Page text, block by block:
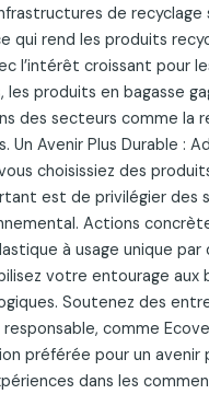
de recyclage
qui rend les produits
l’intérêt croissant pour
les produits en bagasse
des secteurs comme la
Un Avenir Plus Durable :
choisissiez des
est de privilégier des
Actions
à usage unique
votre entourage aux
Soutenez des
comme
préférée pour un avenir
dans les